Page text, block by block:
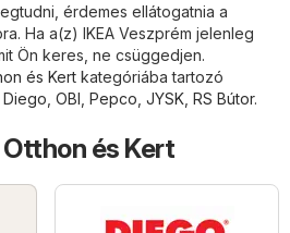
érdemes ellátogatnia a
Ha a(z) IKEA Veszprém jelenleg
Ön keres, ne csüggedjen.
és Kert kategóriába tartozó
Diego OBI Pepco JYSK RS Bútor.
és Kert